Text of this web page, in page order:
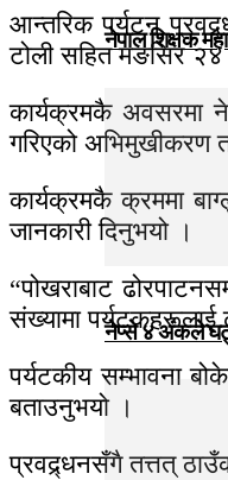
नेपाल शिक्षक
नेप्से ४ अंकले
आन्तरिक पर्यटन
टोली सहित मङसिर २४
कार्यक्रमकै अवसरमा
गरिएको अभिमुखीकरण
कार्यक्रमकै क्रममा
जानकारी दिनुभयो ।
“पोखराबाट
संख्यामा
पर्यटकीय सम्भावना
बताउनुभयो ।
प्रवद्र्धनसँगै तत्तत्